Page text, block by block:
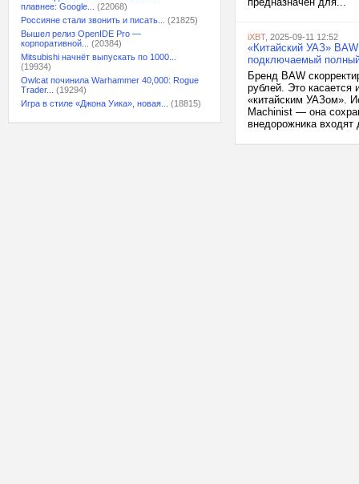
плавнее: Google...
(22068)
Россияне стали звонить и писать...
(21825)
Вышел релиз OpenIDE Pro —
корпоративной...
(20384)
Mitsubishi начнёт выпускать по 1000...
(19934)
Owlcat починила Warhammer 40,000: Rogue
Trader...
(19294)
Игра в стиле «Джона Уика», новая...
(18815)
iXBT, 2025-09-11 12:52
«Китайский УАЗ»
подключаемый
Бренд BAW
рублей. Это касается
«китайским УАЗом».
Machinist — она
внедорожника входят